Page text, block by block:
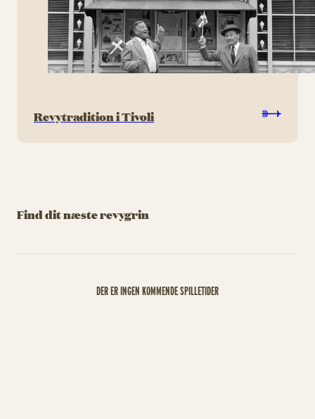
Revytradition i Tivoli
Find dit næste revygrin
DER ER INGEN KOMMENDE SPILLETIDER